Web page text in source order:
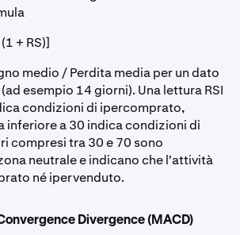
+ RS)]
medio / Perdita media per un dato
esempio 14 giorni). Una lettura RSI
condizioni di ipercomprato,
inferiore a 30 indica condizioni di
compresi tra 30 e 70 sono
neutrale e indicano che l'attività
né ipervenduto.
Divergence (MACD)